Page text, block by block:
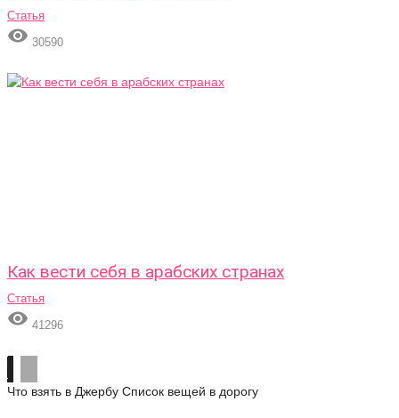
Статья
 30590
Как вести себя в арабских странах
Статья
 41296
Что взять в Джербу Список вещей в дорогу